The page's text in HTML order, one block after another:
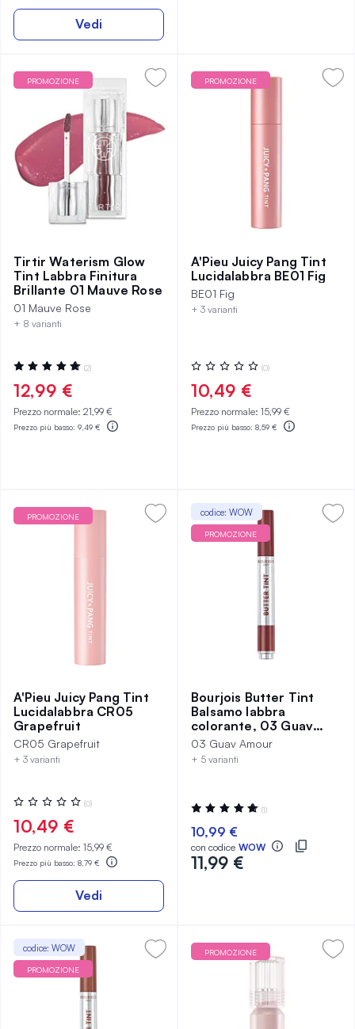
Vedi
PROMOZIONE
Tirtir Waterism Glow
Tint Labbra Finitura
Brillante 01 Mauve Rose
01 Mauve Rose
+ 8 varianti
Valutazione:
100%
(2)
12,99 €
Prezzo normale: 21,99 €
Prezzo più basso: 9,49 €
PROMOZIONE
A'Pieu Juicy Pang Tint
Lucidalabbra BE01 Fig
BE01 Fig
+ 3 varianti
Valutazione:
0%
(0)
10,49 €
Prezzo normale: 15,99 €
Prezzo più basso: 8,59 €
PROMOZIONE
A'Pieu Juicy Pang Tint
Lucidalabbra CR05
Grapefruit
CR05 Grapefruit
+ 3 varianti
Valutazione:
0%
(0)
10,49 €
Prezzo normale: 15,99 €
Prezzo più basso: 8,79 €
Vedi
codice: WOW
PROMOZIONE
Bourjois Butter Tint
Balsamo labbra
colorante, 03 Guav
Amour
03 Guav Amour
+ 5 varianti
Valutazione:
100%
(1)
10,99 €
con codice WOW
11,99 €
codice: WOW
PROMOZIONE
PROMOZIONE